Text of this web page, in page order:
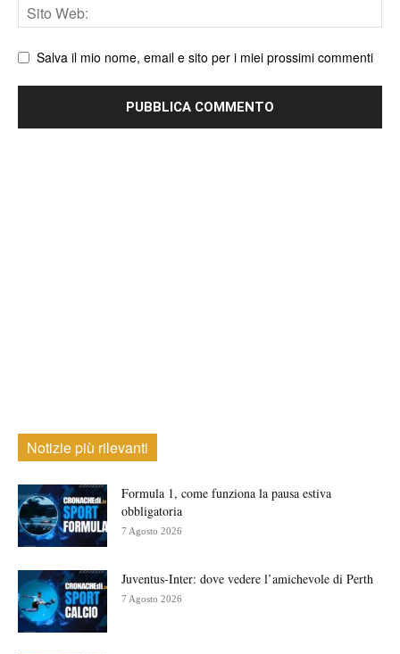
Sito
web
Salva il mio nome, email e sito per i miei prossimi commenti
Notizie più rilevanti
Formula 1, come funziona la pausa estiva
obbligatoria
7 Agosto 2026
Juventus-Inter: dove vedere l’amichevole di Perth
7 Agosto 2026